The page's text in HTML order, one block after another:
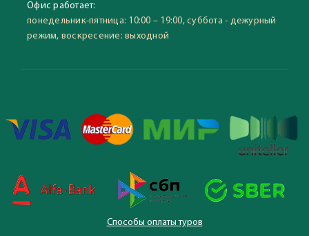
Офис работает:
понедельник-пятница: 10:00 – 19:00, суббота - дежурный
режим, воскресение: выходной
Способы оплаты туров